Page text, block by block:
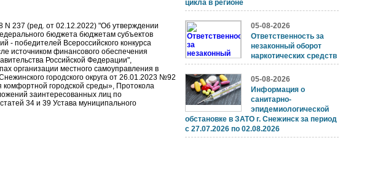
N 237 (ред. от 02.12.2022) "Об утверждении
бюджета бюджетам субъектов
- победителей Всероссийского конкурса
источником финансового обеспечения
Российской Федерации",
организации местного самоуправления в
городского округа от 26.01.2023 №92
комфортной городской среды», Протокола
заинтересованных лиц по
34 и 39 Устава муниципального
цикла в регионе
05-08-2026
Ответственность за
незаконный оборот
наркотических средств
05-08-2026
Информация о
санитарно-
эпидемиологической
обстановке в ЗАТО г. Снежинск за период
с 27.07.2026 по 02.08.2026